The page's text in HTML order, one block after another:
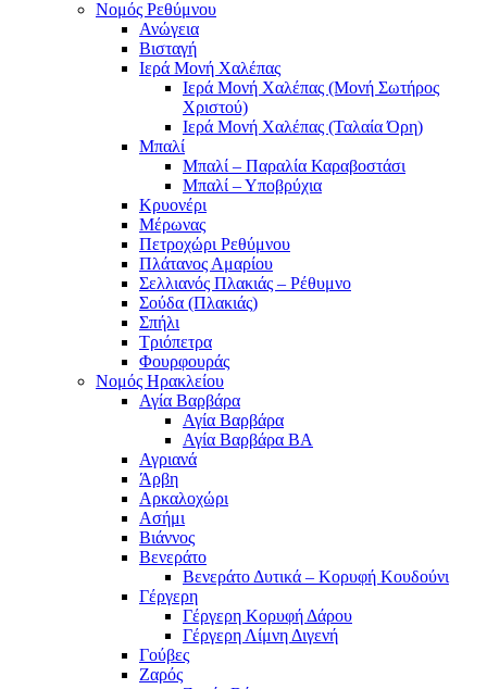
Νομός Ρεθύμνου
Ανώγεια
Βισταγή
Ιερά Μονή Χαλέπας
Ιερά Μονή Χαλέπας (Μονή Σωτήρος
Χριστού)
Ιερά Μονή Χαλέπας (Ταλαία Όρη)
Μπαλί
Μπαλί – Παραλία Καραβοστάσι
Μπαλί – Υποβρύχια
Κρυονέρι
Μέρωνας
Πετροχώρι Ρεθύμνου
Πλάτανος Αμαρίου
Σελλιανός Πλακιάς – Ρέθυμνο
Σούδα (Πλακιάς)
Σπήλι
Τριόπετρα
Φουρφουράς
Νομός Ηρακλείου
Αγία Βαρβάρα
Αγία Βαρβάρα
Αγία Βαρβάρα ΒΑ
Αγριανά
Άρβη
Αρκαλοχώρι
Ασήμι
Βιάννος
Βενεράτο
Βενεράτο Δυτικά – Κορυφή Κουδούνι
Γέργερη
Γέργερη Κορυφή Δάρου
Γέργερη Λίμνη Διγενή
Γούβες
Ζαρός